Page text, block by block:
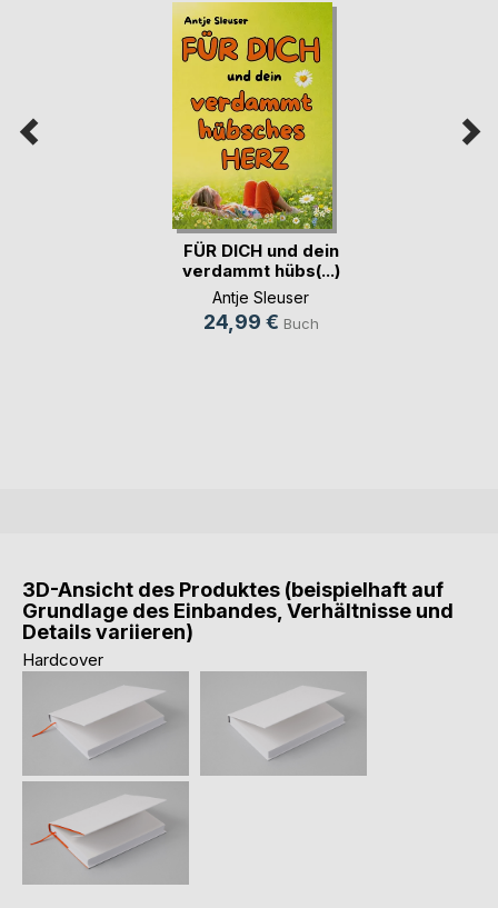
FÜR DICH und dein
verdammt hübs(...)
Antje Sleuser
24,99 € Buch
3D-Ansicht des Produktes (beispielhaft auf
Grundlage des Einbandes, Verhältnisse und
Details variieren)
Hardcover